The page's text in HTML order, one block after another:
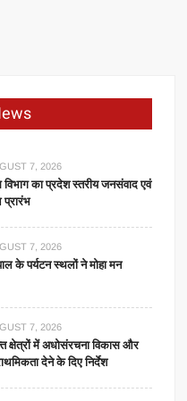
7, 2026
का प्रदेश स्तरीय जनसंवाद एवं
7, 2026
के पर्यटन स्थलों ने मोहा मन
7, 2026
में अधोसंरचना विकास और
देने के दिए निर्देश